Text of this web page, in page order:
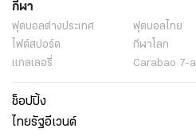
กีฬา
ฟุตบอลต่่างประเทศ ฟุตบอลไทย
ไฟต์สปอร์ต
กีฬาโลก
แกลเลอรี่
Carabao 7-
ช็อปปิ้ง
ไทยรัฐอีเวนต์